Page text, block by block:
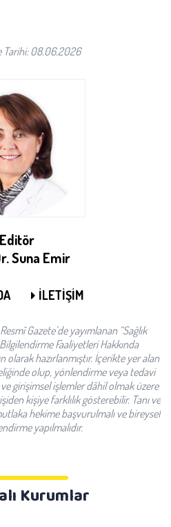
Tarihi: 08.06.2026
Editör
Suna Emir
İLETİŞİM
Gazete’de yayımlanan “Sağlık
Faaliyetleri Hakkında
hazırlanmıştır. İçerikte yer alan
olup, yönlendirme veya tedavi
girişimsel işlemler dâhil olmak üzere
kişiye farklılık gösterebilir. Tanı ve
hekime başvurulmalı ve bireysel
yapılmalıdır.
Kurumlar